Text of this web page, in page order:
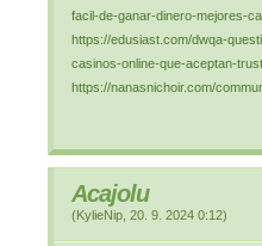
facil-de-ganar-dinero-mejores-
https://edusiast.com/dwqa-
casinos-online-que-aceptan-
https://nanasnichoir.com/
Acajolu
(KylieNip 20. 9. 2024 0:12)